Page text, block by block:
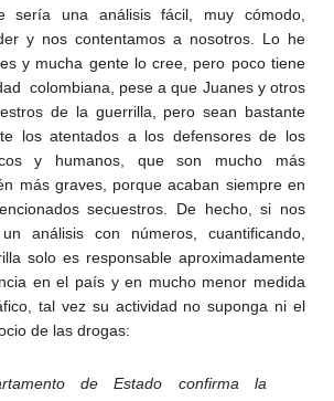
sería una análisis fácil, muy cómodo,
y nos contentamos a nosotros. Lo he
y mucha gente lo cree, pero poco tiene
colombiana, pese a que Juanes y otros
de la guerrilla, pero sean bastante
los atentados a los defensores de los
y humanos, que son mucho más
más graves, porque acaban siempre en
secuestros. De hecho, si nos
análisis con números, cuantificando,
solo es responsable aproximadamente
en el país y en mucho menor medida
tal vez su actividad no suponga ni el
de las drogas:
de Estado confirma la